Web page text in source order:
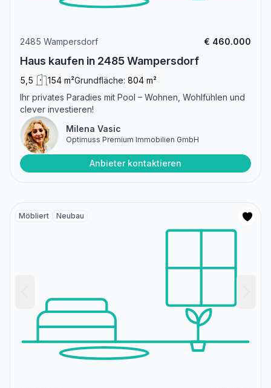
2485 Wampersdorf € 460.000
Haus kaufen in 2485 Wampersdorf
5,5 154 m²Grundfläche: 804 m²
Ihr privates Paradies mit Pool – Wohnen, Wohlfühlen und
clever investieren!
Milena Vasic
Optimuss Premium Immobilien GmbH
Anbieter kontaktieren
Möbliert Neubau